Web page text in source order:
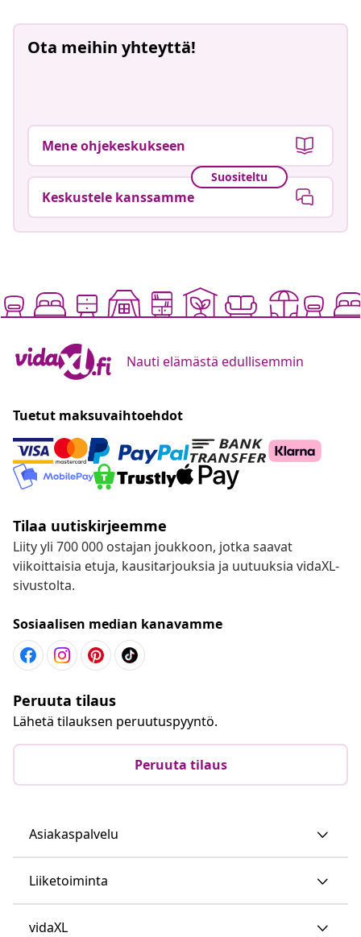
Ota meihin yhteyttä!
Mene ohjekeskukseen
Suositeltu
Keskustele kanssamme
Nauti elämästä edullisemmin
Tuetut maksuvaihtoehdot
Tilaa uutiskirjeemme
Liity yli 700 000 ostajan joukkoon, jotka saavat
viikoittaisia etuja, kausitarjouksia ja uutuuksia vidaXL-
sivustolta.
Sosiaalisen median kanavamme
Peruuta tilaus
Lähetä tilauksen peruutuspyyntö.
Peruuta tilaus
Asiakaspalvelu
Liiketoiminta
vidaXL